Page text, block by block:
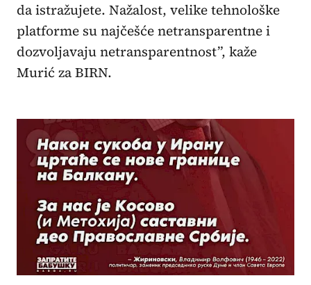
da istražujete. Nažalost, velike tehnološke
platforme su najčešće netransparentne i
dozvoljavaju netransparentnost”, kaže
Murić za BIRN.